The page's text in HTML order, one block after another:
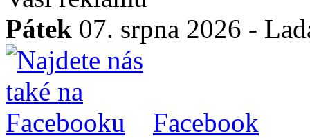
Pátek 07. srpna 2026 -
Facebook